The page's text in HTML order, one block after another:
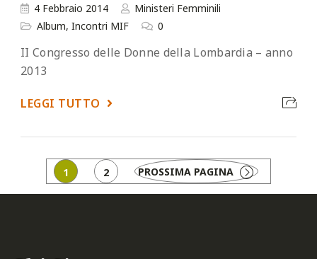
4 Febbraio 2014
Ministeri Femminili
Album, Incontri MIF 0
II Congresso delle Donne della Lombardia – anno
2013
LEGGI TUTTO
Page
1 Page
2 PROSSIMA PAGINA